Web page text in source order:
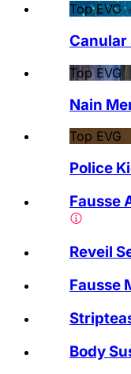
Top EVG
Canular
Top EVG
Nain
Top EVG
Police
Fausse
Reveil
Fausse
Body